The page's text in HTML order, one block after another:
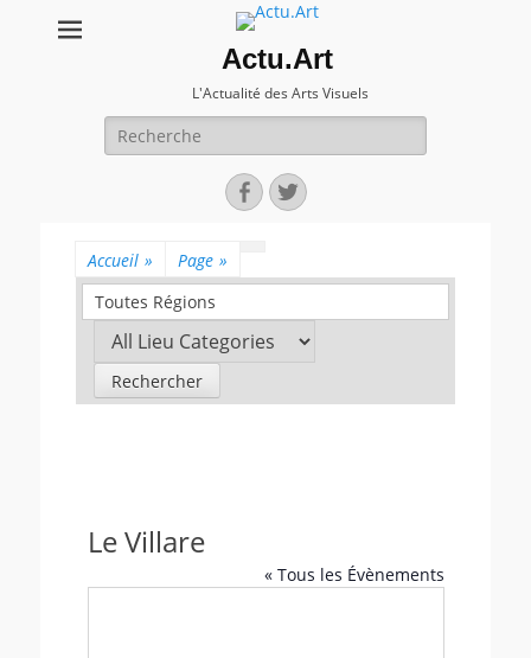
Actu.Art
L'Actualité des Arts Visuels
Recherche
pour:
Facebook
Twitter
Accueil » Page »
Toutes Régions
Le Villare
« Tous les Évènements